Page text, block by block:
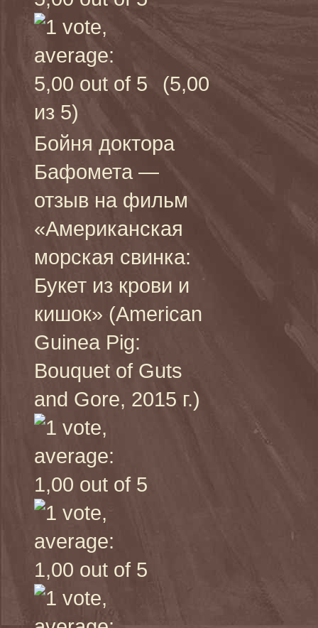
(5,00
из 5)
Бойня доктора
Бафомета —
отзыв на фильм
«Американская
морская свинка:
Букет из крови и
кишок» (American
Guinea Pig:
Bouquet of Guts
and Gore, 2015 г.)